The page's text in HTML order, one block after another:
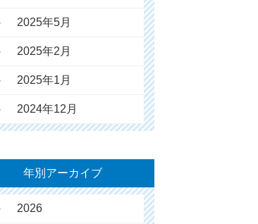
2025年5月
2025年2月
2025年1月
2024年12月
年別アーカイブ
2026